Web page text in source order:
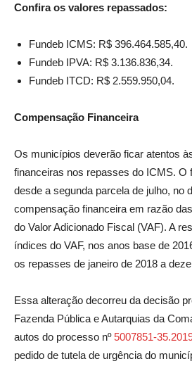
Confira os valores repassados:
Fundeb ICMS: R$ 396.464.585,40.
Fundeb IPVA: R$ 3.136.836,34.
Fundeb ITCD: R$ 2.559.950,04.
Compensação Financeira
Os municípios deverão ficar atentos
financeiras nos repasses do ICMS. O
desde a segunda parcela de julho, no
compensação financeira em razão
do Valor Adicionado Fiscal (VAF). A
índices do VAF, nos anos base de
os repasses de janeiro de 2018 a
Essa alteração decorreu da decisão
Fazenda Pública e Autarquias da
autos do processo nº5007851-
pedido de tutela de urgência do